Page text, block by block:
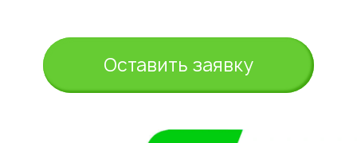
Оставить заявку